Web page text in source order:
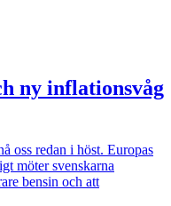
ny inflationsvåg
oss redan i höst. Europas
möter svenskarna
bensin och att